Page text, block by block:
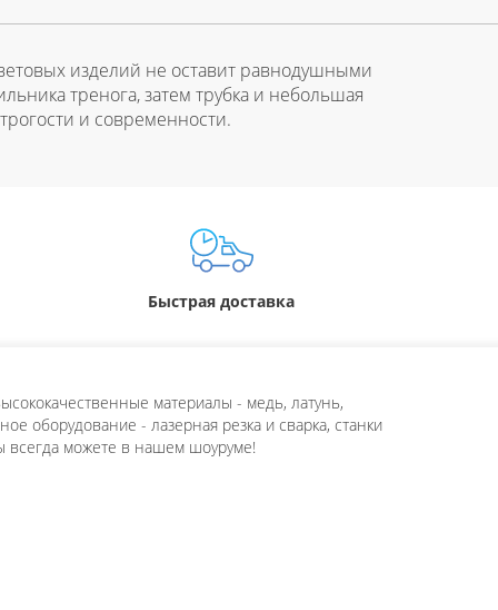
изделий не оставит равнодушными
тренога, затем трубка и небольшая
и современности.
Быстрая доставка
материалы - медь, латунь,
оборудование - лазерная резка и сварка, станки
всегда можете в нашем шоуруме!